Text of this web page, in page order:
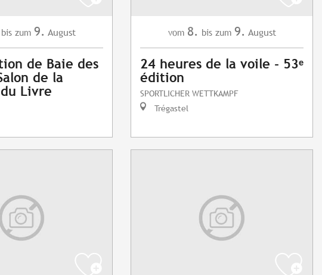
bis zum 9. August
de Baie des
de la
Livre
vom 8. bis zum 9. August
24 heures de la voile - 53ᵉ
édition
SPORTLICHER WETTKAMPF
Trégastel